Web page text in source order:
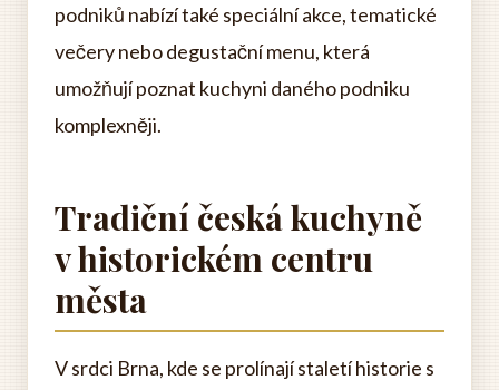
podniků nabízí také speciální akce, tematické
večery nebo degustační menu, která
umožňují poznat kuchyni daného podniku
komplexněji.
Tradiční česká kuchyně
v historickém centru
města
V srdci Brna, kde se prolínají staletí historie s